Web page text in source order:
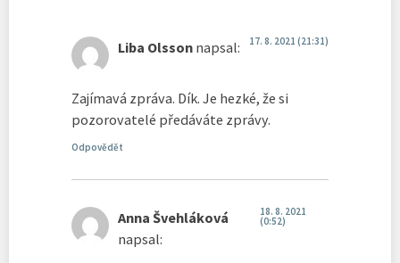
Liba Olsson napsal: 17. 8. 2021 (21:31)
Zajímavá zpráva. Dík. Je hezké, že si
pozorovatelé předáváte zprávy.
Odpovědět
Anna Švehláková
napsal:
18. 8. 2021
(0:52)